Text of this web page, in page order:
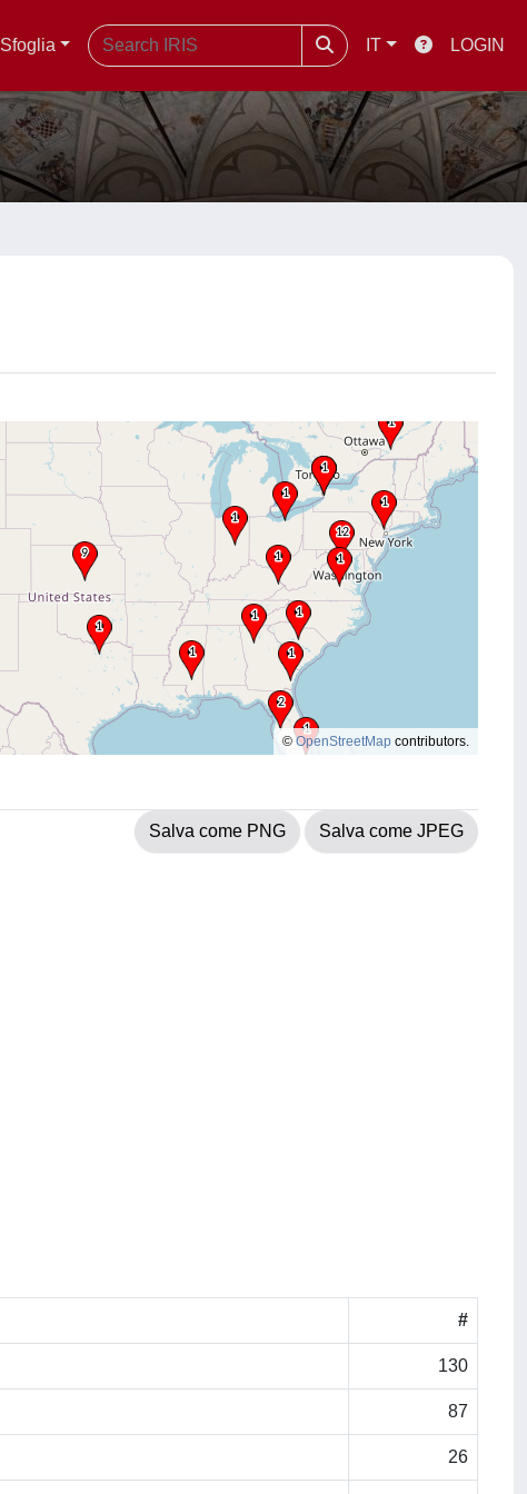
Sfoglia IT LOGIN
© OpenStreetMap contributors.
Salva come PNG Salva come JPEG
#
130
87
26